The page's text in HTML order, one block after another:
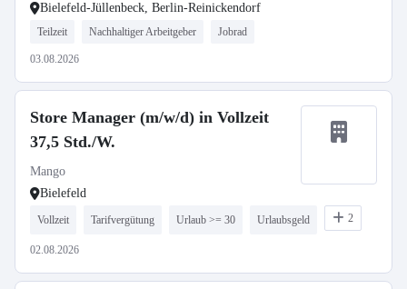
Bielefeld-Jüllenbeck, Berlin-Reinickendorf
Teilzeit Nachhaltiger Arbeitgeber Jobrad
03.08.2026
Store Manager (m/w/d) in Vollzeit
37,5 Std./W.
Mango
Bielefeld
Vollzeit Tarifvergütung Urlaub >= 30 Urlaubsgeld 2
02.08.2026